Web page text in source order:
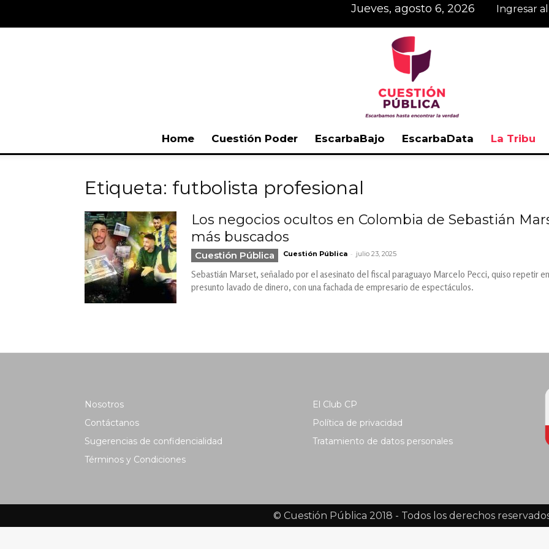
jueves, agosto 6, 2026 Ingresar
Home Cuestión Poder EscarbaBajo EscarbaData La Tribu
Etiqueta: futbolista profesional
Los negocios ocultos en Colombia de Sebastián
más buscados
Cuestión Pública Cuestión Pública - julio 23, 2025
Sebastián Marset, señalado por el asesinato del fiscal paraguayo Marcelo Pecci, quiso repetir
presunto lavado de dinero, con una fachada de empresario de espectáculos.
Nosotros
Contáctanos
Sugerencias de confidencialidad
Términos y Condiciones
El Club CP
Política de privacidad
Tratamiento de datos personales
© Cuestión Pública 2018 - Todos los derechos